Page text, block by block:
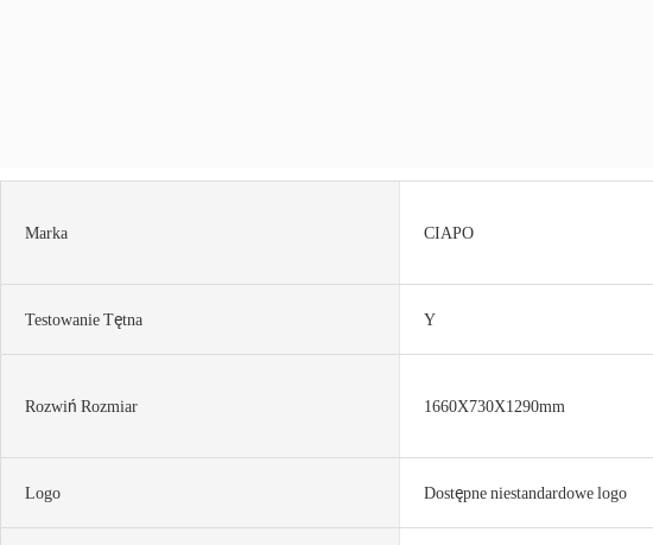
Marka CIAPO
Testowanie Tętna Y
Rozwiń Rozmiar 1660X730X1290mm
Logo Dostępne niestandardowe logo